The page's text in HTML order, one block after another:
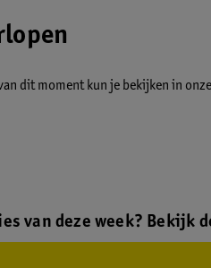
dit moment kun je bekijken in
van deze week? Bekijk